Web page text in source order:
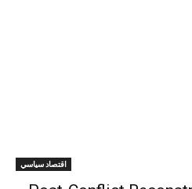
اقتصاد سياسي